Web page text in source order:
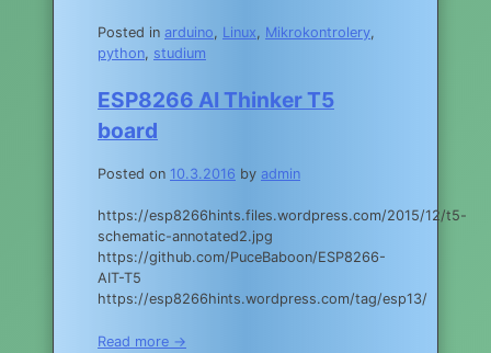
Posted in arduino, Linux, Mikrokontrolery,
python, studium
ESP8266 AI Thinker T5
board
Posted on 10.3.2016 by admin
https://esp8266hints.files.wordpress.com/2015/12/t5-
schematic-annotated2.jpg
https://github.com/PuceBaboon/ESP8266-
AIT-T5
https://esp8266hints.wordpress.com/tag/esp13/
Read more →